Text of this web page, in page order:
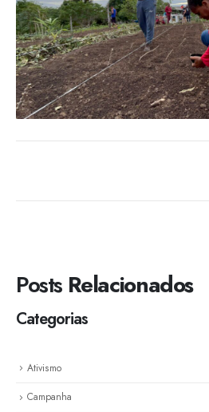
Posts Relacionados
Categorias
Ativismo
Campanha